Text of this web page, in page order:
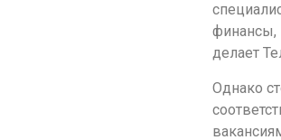
финансы,
делает
Однако